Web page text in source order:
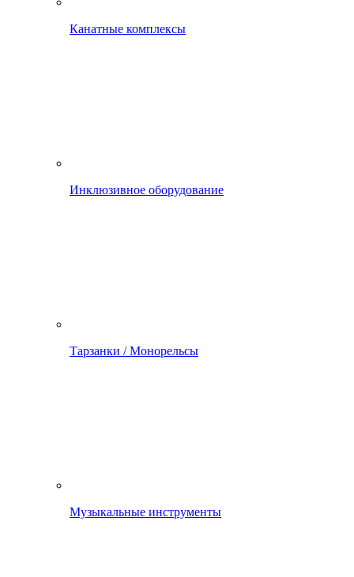
Канатные комплексы
Инклюзивное оборудование
Тарзанки / Монорельсы
Музыкальные инструменты